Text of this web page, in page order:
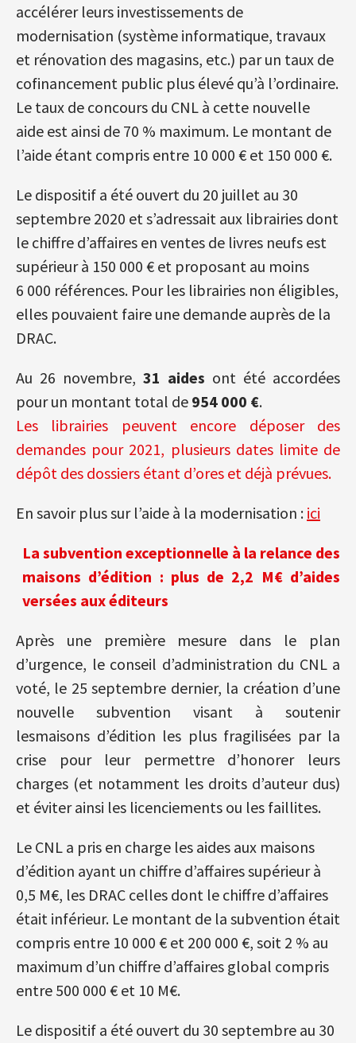
accélérer leurs investissements de
modernisation (système informatique, travaux
et rénovation des magasins, etc.) par un taux de
cofinancement public plus élevé qu’à l’ordinaire.
Le taux de concours du CNL à cette nouvelle
aide est ainsi de 70 % maximum. Le montant de
l’aide étant compris entre 10 000 € et 150 000 €.
Le dispositif a été ouvert du 20 juillet au 30
septembre 2020 et s’adressait aux librairies dont
le chiffre d’affaires en ventes de livres neufs est
supérieur à 150 000 € et proposant au moins
6 000 références. Pour les librairies non éligibles,
elles pouvaient faire une demande auprès de la
DRAC.
Au 26 novembre, 31 aides ont été accordées
pour un montant total de 954 000 €.
Les librairies peuvent encore déposer des
demandes pour 2021, plusieurs dates limite de
dépôt des dossiers étant d’ores et déjà prévues.
En savoir plus sur l’aide à la modernisation : ici
La subvention exceptionnelle à la relance des
maisons d’édition : plus de 2,2 M€ d’aides
versées aux éditeurs
Après une première mesure dans le plan
d’urgence, le conseil d’administration du CNL a
voté, le 25 septembre dernier, la création d’une
nouvelle subvention visant à soutenir
lesmaisons d’édition les plus fragilisées par la
crise pour leur permettre d’honorer leurs
charges (et notamment les droits d’auteur dus)
et éviter ainsi les licenciements ou les faillites.
Le CNL a pris en charge les aides aux maisons
d’édition ayant un chiffre d’affaires supérieur à
0,5 M€, les DRAC celles dont le chiffre d’affaires
était inférieur. Le montant de la subvention était
compris entre 10 000 € et 200 000 €, soit 2 % au
maximum d’un chiffre d’affaires global compris
entre 500 000 € et 10 M€.
Le dispositif a été ouvert du 30 septembre au 30